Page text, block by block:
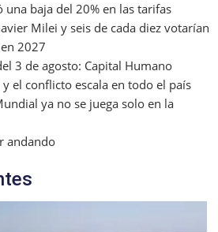
baja del 20% en las tarifas
Milei y seis de cada diez votarían
2027
3 de agosto: Capital Humano
el conflicto escala en todo el país
ya no se juega solo en la
andando